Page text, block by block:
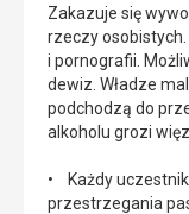
Zakazuje się
rzeczy
i pornografii.
dewiz. Władze
podchodzą do
alkoholu grozi
• Każdy
przestrzegania